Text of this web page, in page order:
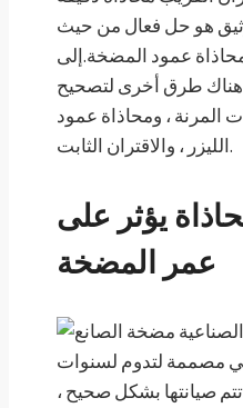
هو حل فعال من حيث
عمود المضخة.إلى
هناك طرق أخرى لتصحيح
المرنة ، ومحاذاة عمود
الليزر ، والاقتران الثابت.
يؤثر على
عمر المضخة
مصممة لتدوم لسنوات
صيانتها بشكل صحيح ،